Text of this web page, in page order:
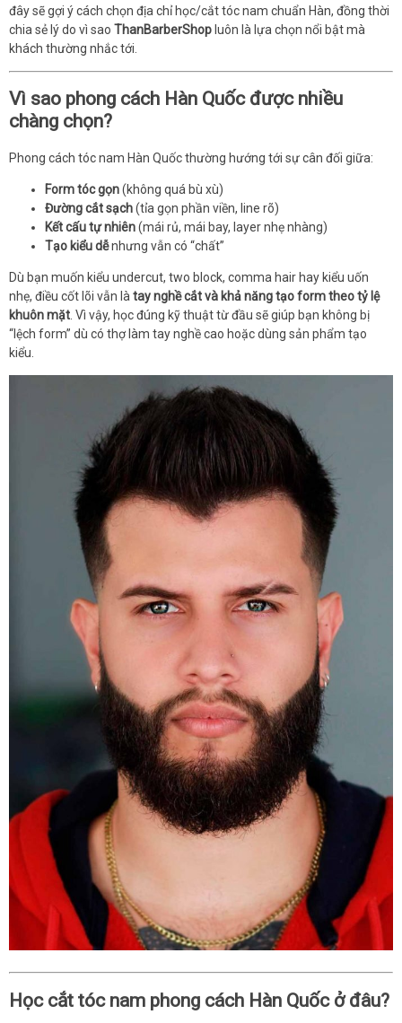
đây sẽ gợi ý cách chọn địa chỉ học/cắt tóc nam chuẩn Hàn, đồng thời
chia sẻ lý do vì sao ThanBarberShop luôn là lựa chọn nổi bật mà
khách thường nhắc tới.
Vì sao phong cách Hàn Quốc được nhiều
chàng chọn?
Phong cách tóc nam Hàn Quốc thường hướng tới sự cân đối giữa:
Form tóc gọn(không quá bù xù)
Đường cắt sạch(tỉa gọn phần viền, line rõ)
Kết cấu tự nhiên(mái rủ, mái bay, layer nhẹ nhàng)
Tạo kiểu dễnhưng vẫn có “chất”
Dù bạn muốn kiểu undercut, two block, comma hair hay kiểu uốn
nhẹ, điều cốt lõi vẫn là tay nghề cắt và khả năng tạo form theo tỷ lệ
khuôn mặt . Vì vậy, học đúng kỹ thuật từ đầu sẽ giúp bạn không bị
“lệch form” dù có thợ làm tay nghề cao hoặc dùng sản phẩm tạo
kiểu.
Học cắt tóc nam phong cách Hàn Quốc ở đâu?